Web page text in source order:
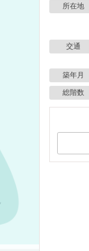
所在地
交通
築年月
総階数